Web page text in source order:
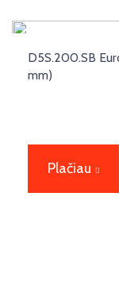
D5S.200.SB
mm)
Plačiau